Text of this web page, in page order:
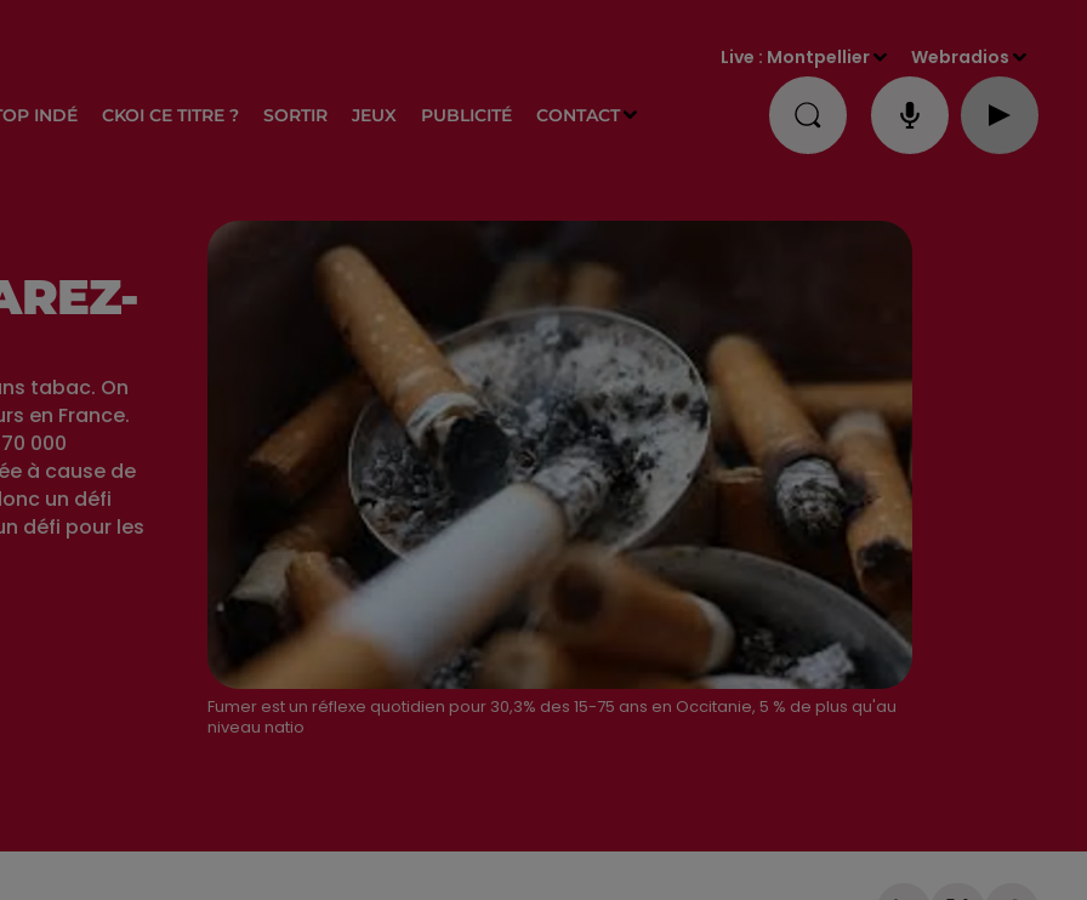
INDÉ CKOI CE TITRE ? SORTIR JEUX PUBLICITÉ CONTACT
Live : Montpellier Webradios
Fumer est un réflexe quotidien pour 30,3% des 15-75 ans en Occitanie, 5 % de plus qu'au
niveau natio
tabac. On
en France.
000
à cause de
un défi
défi pour les